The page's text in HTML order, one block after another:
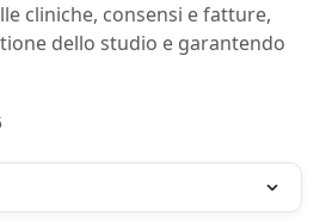
cliniche, consensi e fatture,
dello studio e garantendo